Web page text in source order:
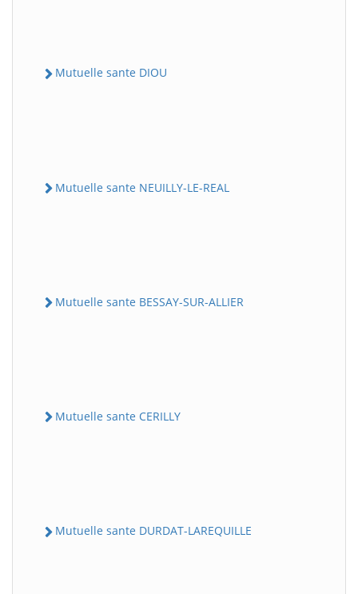
Mutuelle sante DIOU
Mutuelle sante NEUILLY-LE-REAL
Mutuelle sante BESSAY-SUR-ALLIER
Mutuelle sante CERILLY
Mutuelle sante DURDAT-LAREQUILLE